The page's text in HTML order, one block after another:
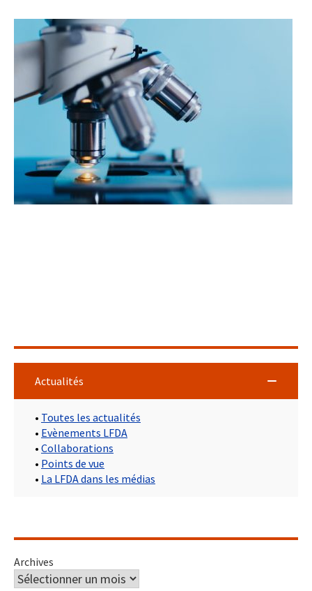
Actualités
• Toutes les actualités
• Evènements LFDA
• Collaborations
• Points de vue
• La LFDA dans les médias
Archives